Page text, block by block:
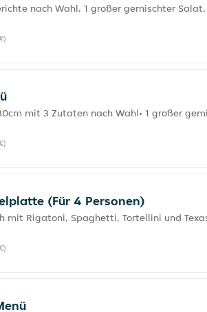
nach Wahl, 1 großer gemischter
mit 3 Zutaten nach Wahl• 1 großer
(Für 4 Personen)
mit Rigatoni, Spaghetti, Tortellini und